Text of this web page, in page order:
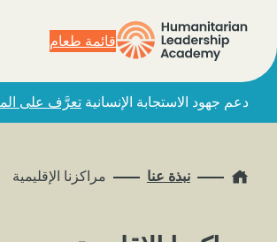
قائمة طعام
دعم جهود الاستجابة الإنسانيةتعرَّف على
Home نبذة عنا مراكزنا الإقليمية